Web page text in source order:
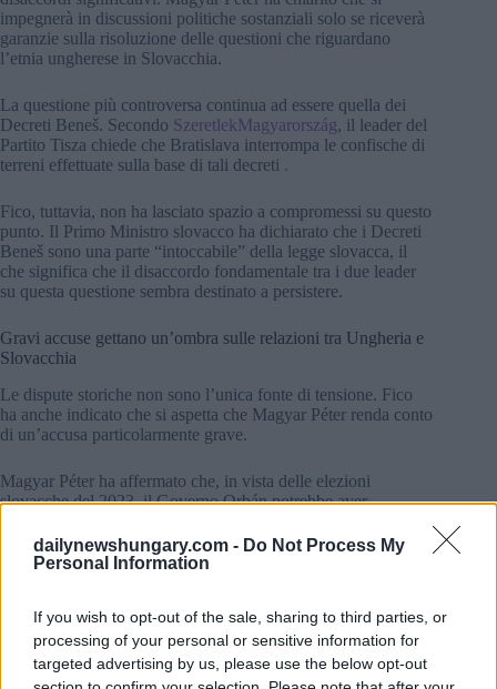
dailynewshungary.com - Do Not Process My
Personal Information
If you wish to opt-out of the sale, sharing to third parties, or
processing of your personal or sensitive information for
targeted advertising by us, please use the below opt-out
impegnerà in discussioni politiche sostanziali solo se riceverà
garanzie sulla risoluzione delle questioni che riguardano
l’etnia ungherese in Slovacchia.
La questione più controversa continua ad essere quella dei
Decreti Beneš. Secondo SzeretlekMagyarország, il leader del
Partito Tisza chiede che Bratislava interrompa le confische di
terreni effettuate sulla base di tali decreti .
Fico, tuttavia, non ha lasciato spazio a compromessi su questo
punto. Il Primo Ministro slovacco ha dichiarato che i Decreti
Beneš sono una parte “intoccabile” della legge slovacca, il
che significa che il disaccordo fondamentale tra i due leader
su questa questione sembra destinato a persistere.
Gravi accuse gettano un’ombra sulle relazioni tra Ungheria e
Slovacchia
Le dispute storiche non sono l’unica fonte di tensione. Fico
ha anche indicato che si aspetta che Magyar Péter renda conto
di un’accusa particolarmente grave.
Magyar Péter ha affermato che, in vista delle elezioni
slovacche del 2023, il Governo Orbán potrebbe aver
regione di confine tra Ungheria e Slovacchia. Da allora, Fico
ha negato fermamente l’accusa.
La questione è particolarmente delicata, dato che la
migrazione è stata una questione determinante nella politica
interna di entrambi i Paesi negli ultimi anni. Gli analisti
suggeriscono che queste controversie potrebbero modellare la